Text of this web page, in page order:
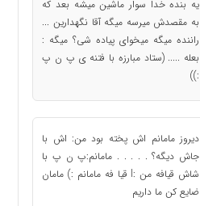
یه بنده خدا سوار ماشین میشه بعد که
به مقصدش میرسه میگه آقا نگهدارین ...
راننده میگه میخوای پیاده شی؟ میگه :
بعله ..... (ستاد مبارزه با فتنه ی پ ن پ
:))
دیروز مامانم اش پخته بود من: اش با
جاش دیگه؟ . . . . . مامانم:پ ن پ با
شاش قیافه من :l قیا فه مامانم :) مامان
ضایع کن ما داریم